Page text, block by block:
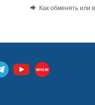
Как обменять или